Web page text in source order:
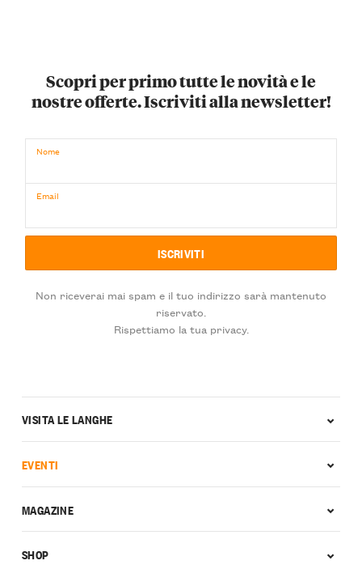
Scopri per primo tutte le novità e le
nostre offerte. Iscriviti alla newsletter!
Nome
Email
Non riceverai mai spam e il tuo indirizzo sarà mantenuto
riservato.
Rispettiamo la tua privacy.
VISITA LE LANGHE
EVENTI
MAGAZINE
SHOP